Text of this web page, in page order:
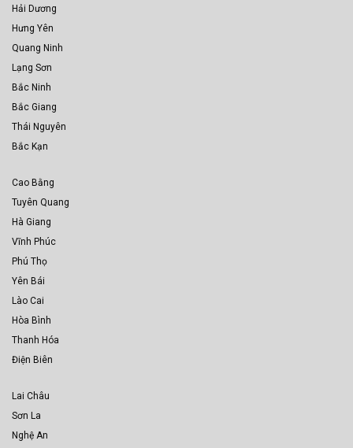
Hải Dương
Hưng Yên
Quang Ninh
Lạng Sơn
Bắc Ninh
Bắc Giang
Thái Nguyên
Bắc Kạn
Cao Bằng
Tuyên Quang
Hà Giang
Vĩnh Phúc
Phú Thọ
Yên Bái
Lào Cai
Hòa Bình
Thanh Hóa
Điện Biên
Lai Châu
Sơn La
Nghệ An